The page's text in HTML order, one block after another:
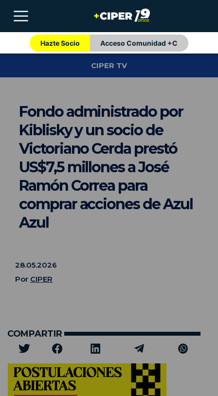
Hazte Socio Acceso Comunidad +C
CIPER TV
Fondo administrado por
Kiblisky y un socio de
Victoriano Cerda prestó
US$7,5 millones a José
Ramón Correa para
comprar acciones de Azul
Azul
28.05.2026
Por CIPER
COMPARTIR